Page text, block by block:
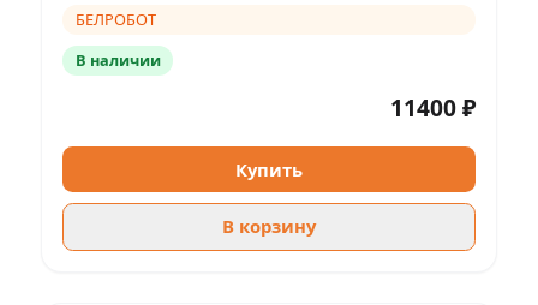
БЕЛРОБОТ
В наличии
11400 ₽
Купить
В корзину